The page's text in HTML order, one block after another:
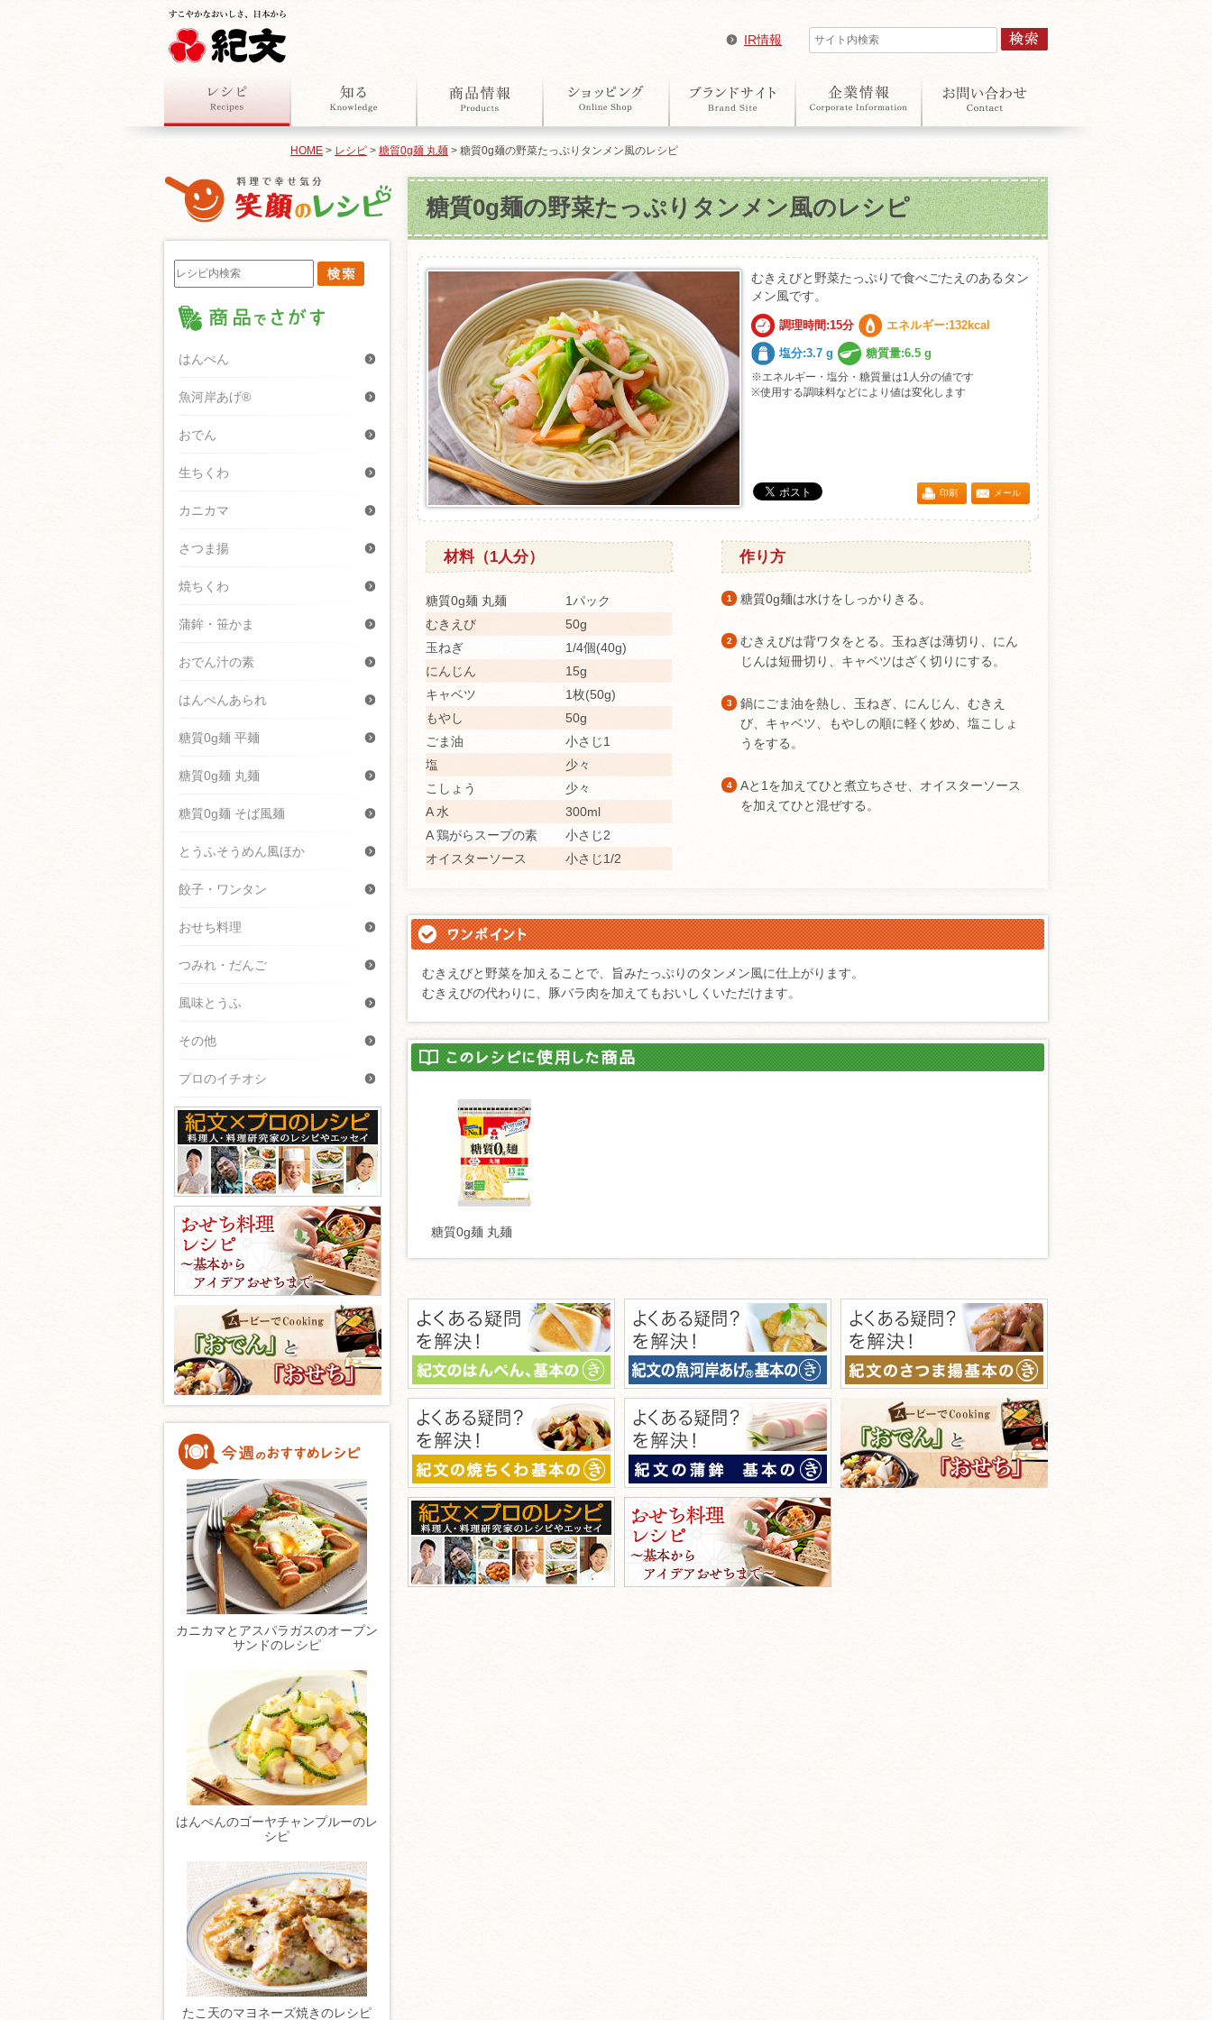
IR情報
HOME > レシピ > 糖質0g麺 丸麺 > 糖質0g麺の野菜たっぷりタンメン風のレシピ
糖質0g麺の野菜たっぷりタンメン風のレシピ
むきえびと野菜たっぷりで食べごたえのあるタン
メン風です。
調理時間:15分 エネルギー:132kcal
塩分:3.7 g 糖質量:6.5 g
※エネルギー・塩分・糖質量は1人分の値です
※使用する調味料などにより値は変化します
印刷 メール
材料（1人分）
糖質0g麺 丸麺
1パック
むきえび
50g
玉ねぎ
1/4個(40g)
にんじん
15g
キャベツ
1枚(50g)
もやし
50g
ごま油
小さじ1
塩
少々
こしょう
少々
A 水
300ml
A 鶏がらスープの素
小さじ2
オイスターソース
小さじ1/2
作り方
1 糖質0g麺は水けをしっかりきる。
2
むきえびは背ワタをとる。玉ねぎは薄切り、にん
じんは短冊切り、キャベツはざく切りにする。
3
鍋にごま油を熱し、玉ねぎ、にんじん、むきえ
び、キャベツ、もやしの順に軽く炒め、塩こしょ
うをする。
4
Aと1を加えてひと煮立ちさせ、オイスターソース
を加えてひと混ぜする。
むきえびと野菜を加えることで、旨みたっぷりのタンメン風に仕上がります。
むきえびの代わりに、豚バラ肉を加えてもおいしくいただけます。
糖質0g麺 丸麺
はんぺん
魚河岸あげ®
おでん
生ちくわ
カニカマ
さつま揚
焼ちくわ
蒲鉾・笹かま
おでん汁の素
はんぺんあられ
糖質0g麺 平麺
糖質0g麺 丸麺
糖質0g麺 そば風麺
とうふそうめん風ほか
餃子・ワンタン
おせち料理
つみれ・だんご
風味とうふ
その他
プロのイチオシ
カニカマとアスパラガスのオープン
サンドのレシピ
はんぺんのゴーヤチャンプルーのレ
シピ
たこ天のマヨネーズ焼きのレシピ